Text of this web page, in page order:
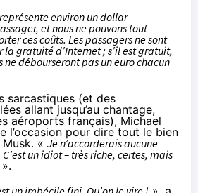
environ un dollar
et nous ne pouvons tout
ces coûts. Les passagers ne sont
gratuité d’Internet ; s’il est gratuit,
ne débourseront pas un euro chacun
sarcastiques (et des
allant jusqu’au chantage,
aéroports français), Michael
l’occasion pour dire tout le bien
Musk. « Je n’accorderais aucune
un idiot – très riche, certes, mais
».